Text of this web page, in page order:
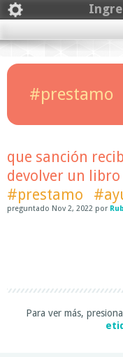
#prestamo
que sanción
devolver un libro
#prestamo
preguntado Nov 2, 2022 por
Para ver más,